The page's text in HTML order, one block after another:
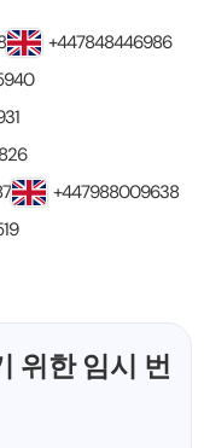
+447848446986
+447988009638
위한 임시 번